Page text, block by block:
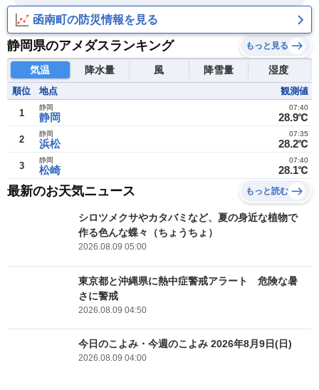
函南町の防災情報を見る
静岡県のアメダスランキング もっと見る
気温 降水量 風 降雪量 湿度
順位 地点 観測値
1 静岡
静岡
28.9℃
07:40
2 浜松
静岡
28.2℃
07:35
3 松崎
静岡
28.1℃
07:40
最新のお天気ニュース もっと読む
シロツメクサやカタバミなど、夏の身近な植物で
作る色んな蝶々（ちょうちょ）
2026.08.09 05:00
東京都と沖縄県に熱中症警戒アラート 危険な暑
さに警戒
2026.08.09 04:50
今日のこよみ・今週のこよみ 2026年8月9日(日)
2026.08.09 04:00